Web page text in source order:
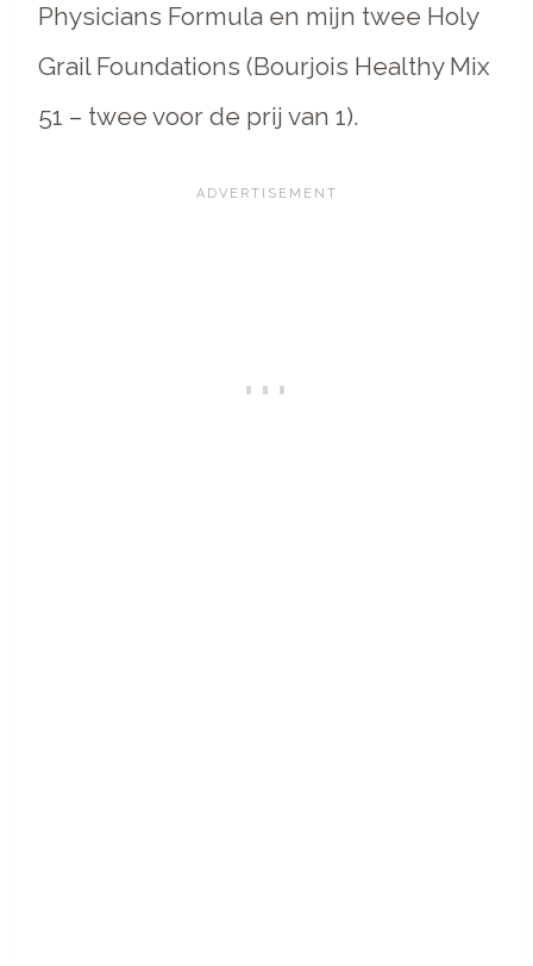
Physicians Formula en mijn twee Holy
Grail Foundations (Bourjois Healthy Mix
51 – twee voor de prij van 1).